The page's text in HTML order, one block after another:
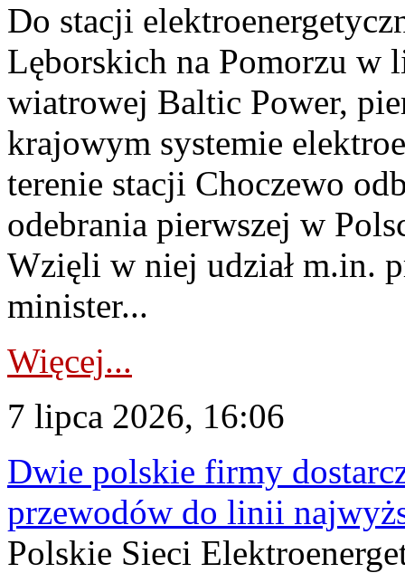
Do stacji
Lęborskich na Pomorzu w
wiatrowej Baltic Power,
krajowym systemie
terenie stacji Choczewo
odebrania pierwszej w
Wzięli w niej udział m.in.
minister...
Więcej...
7 lipca 2026, 16:06
Dwie polskie firmy
przewodów do linii
Polskie Sieci